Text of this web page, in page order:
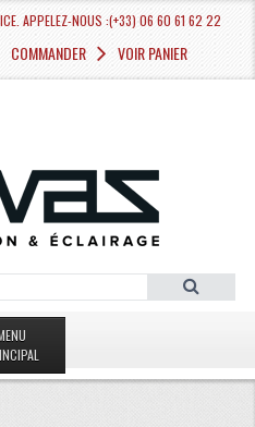
APPELEZ-NOUS :(+33) 06 60 61 62 22
COMMANDER VOIR PANIER